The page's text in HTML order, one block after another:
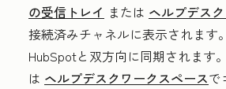
の受信トレイ または ヘルプデス
接続済みチャネルに表示されます
HubSpotと双方向に同期されます。
は ヘルプデスクワークスペースで